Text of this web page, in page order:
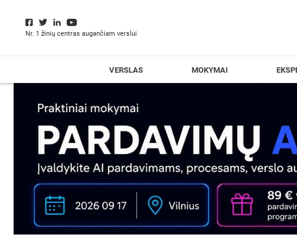
Nr. 1 žinių centras augančiam verslui
VERSLAS MOKYMAI